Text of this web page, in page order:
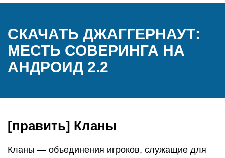
СКАЧАТЬ ДЖАГГЕРНАУТ:
МЕСТЬ СОВЕРИНГА НА
АНДРОИД 2.2
[править] Кланы
Кланы — объединения игроков, служащие для